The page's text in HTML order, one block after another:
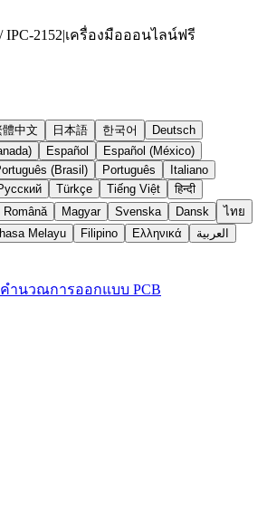
IPC-2152|เครื่องมือออนไลน์ฟรี
體中文 日本語 한국어
Deutsch
Español
Español (México)
(Brasil) Português
Italiano
Türkçe Tiếng Việt
हिन्दी
Română Magyar Svenska Dansk
ไทย
Melayu Filipino Ελληνικά
العربية
คำนวณการออกแบบ PCB